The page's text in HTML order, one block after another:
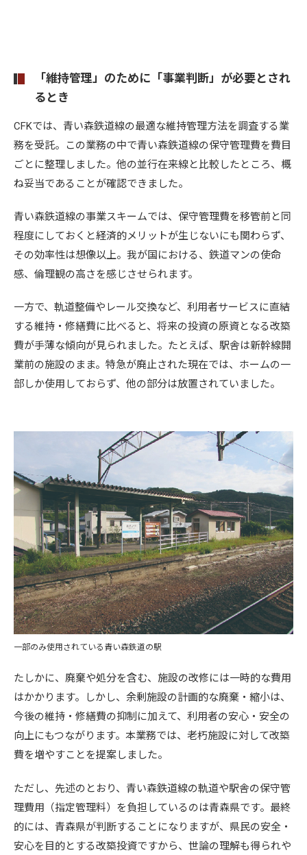
「維持管理」のために「事業判断」が必要とされ
るとき
CFKでは、青い森鉄道線の最適な維持管理方法を調査する業
務を受託。この業務の中で青い森鉄道線の保守管理費を費目
ごとに整理しました。他の並行在来線と比較したところ、概
ね妥当であることが確認できました。
青い森鉄道線の事業スキームでは、保守管理費を移管前と同
程度にしておくと経済的メリットが生じないにも関わらず、
その効率性は想像以上。我が国における、鉄道マンの使命
感、倫理観の高さを感じさせられます。
一方で、軌道整備やレール交換など、利用者サービスに直結
する維持・修繕費に比べると、将来の投資の原資となる改築
費が手薄な傾向が見られました。たとえば、駅舎は新幹線開
業前の施設のまま。特急が廃止された現在では、ホームの一
部しか使用しておらず、他の部分は放置されていました。
一部のみ使用されている青い森鉄道の駅
たしかに、廃棄や処分を含む、施設の改修には一時的な費用
はかかります。しかし、余剰施設の計画的な廃棄・縮小は、
今後の維持・修繕費の抑制に加えて、利用者の安心・安全の
向上にもつながります。本業務では、老朽施設に対して改築
費を増やすことを提案しました。
ただし、先述のとおり、青い森鉄道線の軌道や駅舎の保守管
理費用（指定管理料）を負担しているのは青森県です。最終
的には、青森県が判断することになりますが、県民の安全・
安心を目的とする改築投資ですから、世論の理解も得られや